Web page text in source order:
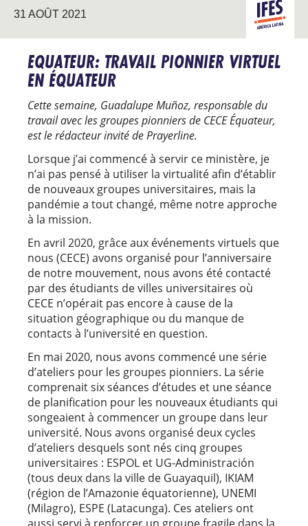
31 AOÛT 2021
LATINE
EQUATEUR: TRAVAIL PIONNIER VIRTUEL
EN ÉQUATEUR
Cette semaine, Guadalupe Muñoz, responsable du
travail avec les groupes pionniers de CECE Équateur,
est le rédacteur invité de Prayerline.
Lorsque j’ai commencé à servir ce ministère, je
n’ai pas pensé à utiliser la virtualité afin d’établir
de nouveaux groupes universitaires, mais la
pandémie a tout changé, même notre approche
à la mission.
En avril 2020, grâce aux événements virtuels que
nous (CECE) avons organisé pour l’anniversaire
de notre mouvement, nous avons été contacté
par des étudiants de villes universitaires où
CECE n’opérait pas encore à cause de la
situation géographique ou du manque de
contacts à l’université en question.
En mai 2020, nous avons commencé une série
d’ateliers pour les groupes pionniers. La série
comprenait six séances d’études et une séance
de planification pour les nouveaux étudiants qui
songeaient à commencer un groupe dans leur
université. Nous avons organisé deux cycles
d’ateliers desquels sont nés cinq groupes
universitaires : ESPOL et UG-Administración
(tous deux dans la ville de Guayaquil), IKIAM
(région de l’Amazonie équatorienne), UNEMI
(Milagro), ESPE (Latacunga). Ces ateliers ont